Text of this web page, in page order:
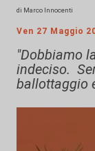
di Marco Innocenti
Ven 27 Maggio
"Dobbiamo
indeciso.
ballottaggio